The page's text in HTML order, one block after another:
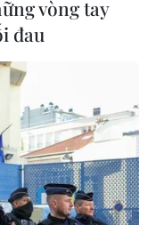
vòng tay
đau